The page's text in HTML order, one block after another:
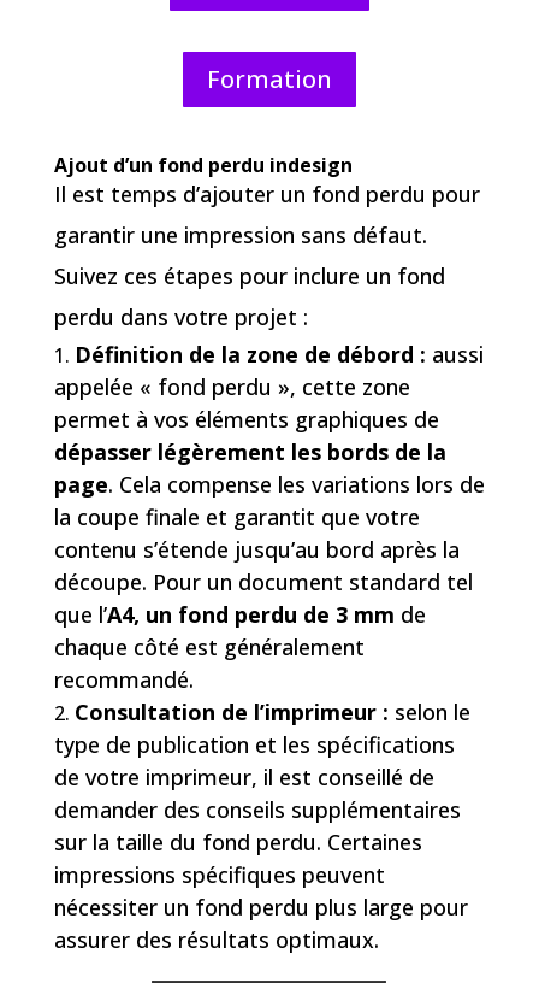
Formation
Ajout d’un fond perdu indesign
Il est temps d’ajouter un fond perdu pour
garantir une impression sans défaut.
Suivez ces étapes pour inclure un fond
perdu dans votre projet :
Définition de la zone de débord : aussi
appelée « fond perdu », cette zone
permet à vos éléments graphiques de
dépasser légèrement les bords de la
page. Cela compense les variations lors de
la coupe finale et garantit que votre
contenu s’étende jusqu’au bord après la
découpe. Pour un document standard tel
que l’A4, un fond perdu de 3 mm de
chaque côté est généralement
recommandé.
Consultation de l’imprimeur : selon le
type de publication et les spécifications
de votre imprimeur, il est conseillé de
demander des conseils supplémentaires
sur la taille du fond perdu. Certaines
impressions spécifiques peuvent
nécessiter un fond perdu plus large pour
assurer des résultats optimaux.